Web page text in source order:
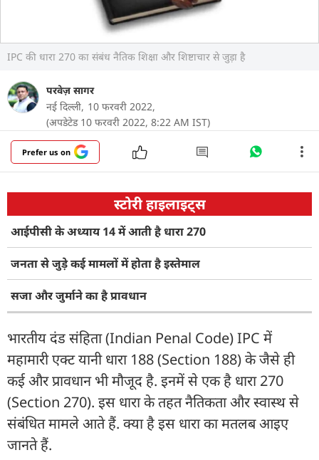
IPC की धारा 270 का संबंध नैतिक शिक्षा और शिष्टाचार से जुड़ा है
परवेज़ सागर
नई दिल्ली, 10 फरवरी 2022,
(अपडेटेड 10 फरवरी 2022, 8:22 AM IST)
Prefer us on
स्टोरी हाइलाइट्स
आईपीसी के अध्याय 14 में आती है धारा 270
जनता से जुड़े कई मामलों में होता है इस्तेमाल
सजा और जुर्माने का है प्रावधान
भारतीय दंड संहिता (Indian Penal Code) IPC में
महामारी एक्ट यानी धारा 188 (Section 188) के जैसे ही
कई और प्रावधान भी मौजूद है. इनमें से एक है धारा 270
(Section 270). इस धारा के तहत नैतिकता और स्वास्थ से
संबंधित मामले आते हैं. क्या है इस धारा का मतलब आइए
जानते हैं.